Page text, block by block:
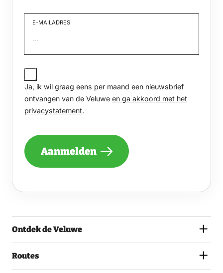
E-MAILADRES
JA,
IK
WIL
GRAAG
EENS
PER
EEN
ONTVANGEN
EN
HET
Ja, ik wil graag eens per maand een nieuwsbrief
ontvangen van de Veluwe en ga akkoord met het
privacystatement.
Aanmelden
Ontdek de Veluwe
Routes